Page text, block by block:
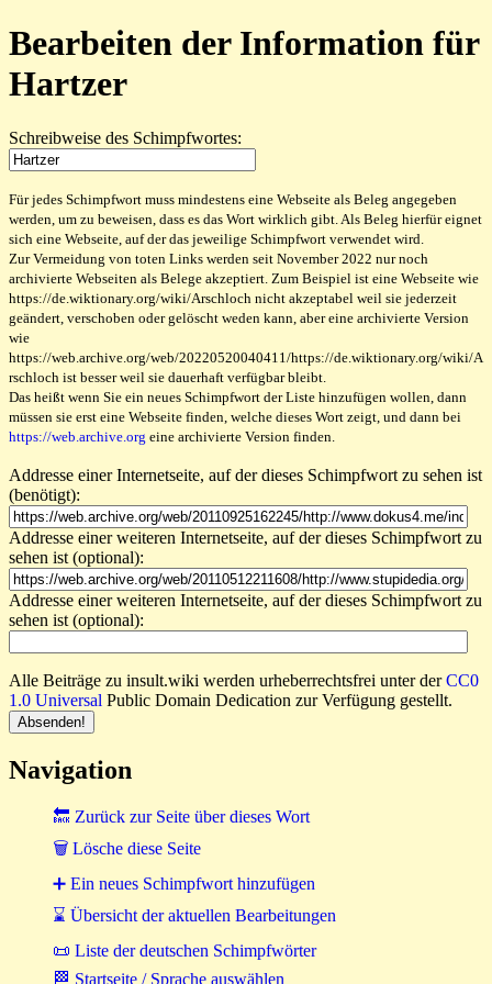
Bearbeiten der Information für
Hartzer
Schreibweise des Schimpfwortes:
Für jedes Schimpfwort muss mindestens eine Webseite als Beleg angegeben
werden, um zu beweisen, dass es das Wort wirklich gibt. Als Beleg hierfür eignet
sich eine Webseite, auf der das jeweilige Schimpfwort verwendet wird.
Zur Vermeidung von toten Links werden seit November 2022 nur noch
archivierte Webseiten als Belege akzeptiert. Zum Beispiel ist eine Webseite wie
https://de.wiktionary.org/wiki/Arschloch nicht akzeptabel weil sie jederzeit
geändert, verschoben oder gelöscht weden kann, aber eine archivierte Version
wie
https://web.archive.org/web/20220520040411/https://de.wiktionary.org/wiki/A
rschloch ist besser weil sie dauerhaft verfügbar bleibt.
Das heißt wenn Sie ein neues Schimpfwort der Liste hinzufügen wollen, dann
müssen sie erst eine Webseite finden, welche dieses Wort zeigt, und dann bei
https://web.archive.org eine archivierte Version finden.
Addresse einer Internetseite, auf der dieses Schimpfwort zu sehen ist
(benötigt):
Addresse einer weiteren Internetseite, auf der dieses Schimpfwort zu
sehen ist (optional):
Addresse einer weiteren Internetseite, auf der dieses Schimpfwort zu
sehen ist (optional):
Alle Beiträge zu insult.wiki werden urheberrechtsfrei unter derCC0
1.0 Universal Public Domain Dedication zur Verfügung gestellt.
Navigation
🔙 Zurück zur Seite über dieses Wort
🗑 Lösche diese Seite
➕ Ein neues Schimpfwort hinzufügen
⌛ Übersicht der aktuellen Bearbeitungen
📜 Liste der deutschen Schimpfwörter
🏁 Startseite / Sprache auswählen